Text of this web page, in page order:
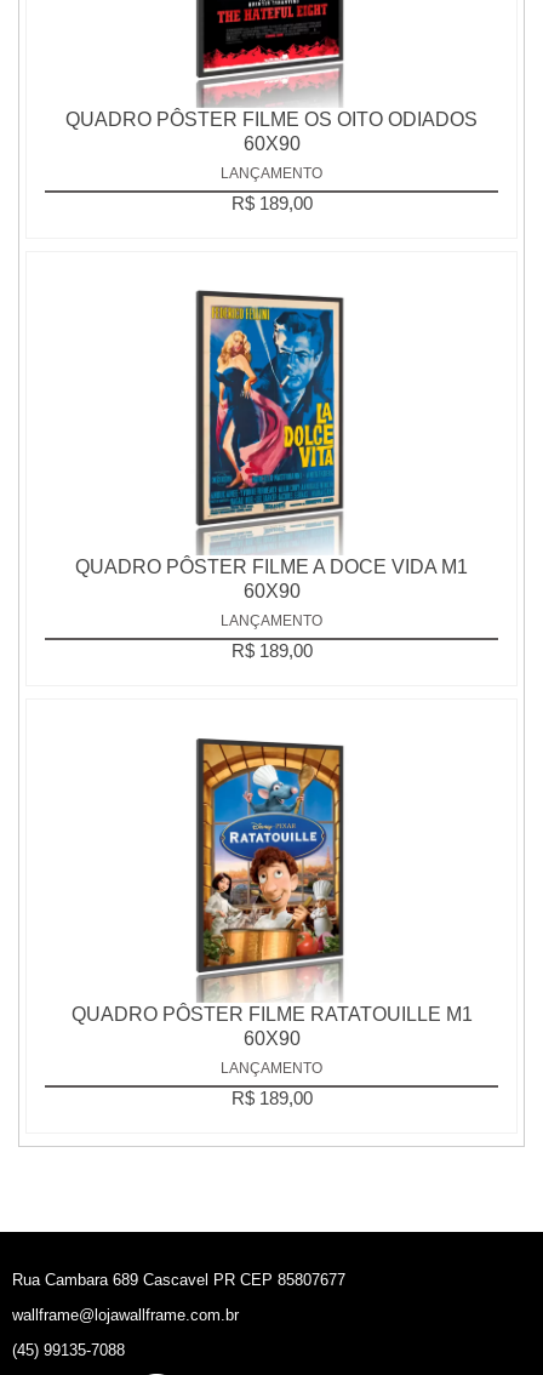
QUADRO PÔSTER FILME OS OITO ODIADOS
60X90
LANÇAMENTO
R$ 189,00
QUADRO PÔSTER FILME A DOCE VIDA M1
60X90
LANÇAMENTO
R$ 189,00
QUADRO PÔSTER FILME RATATOUILLE M1
60X90
LANÇAMENTO
R$ 189,00
Rua Cambara 689 Cascavel PR CEP 85807677
wallframe@lojawallframe.com.br
(45) 99135-7088